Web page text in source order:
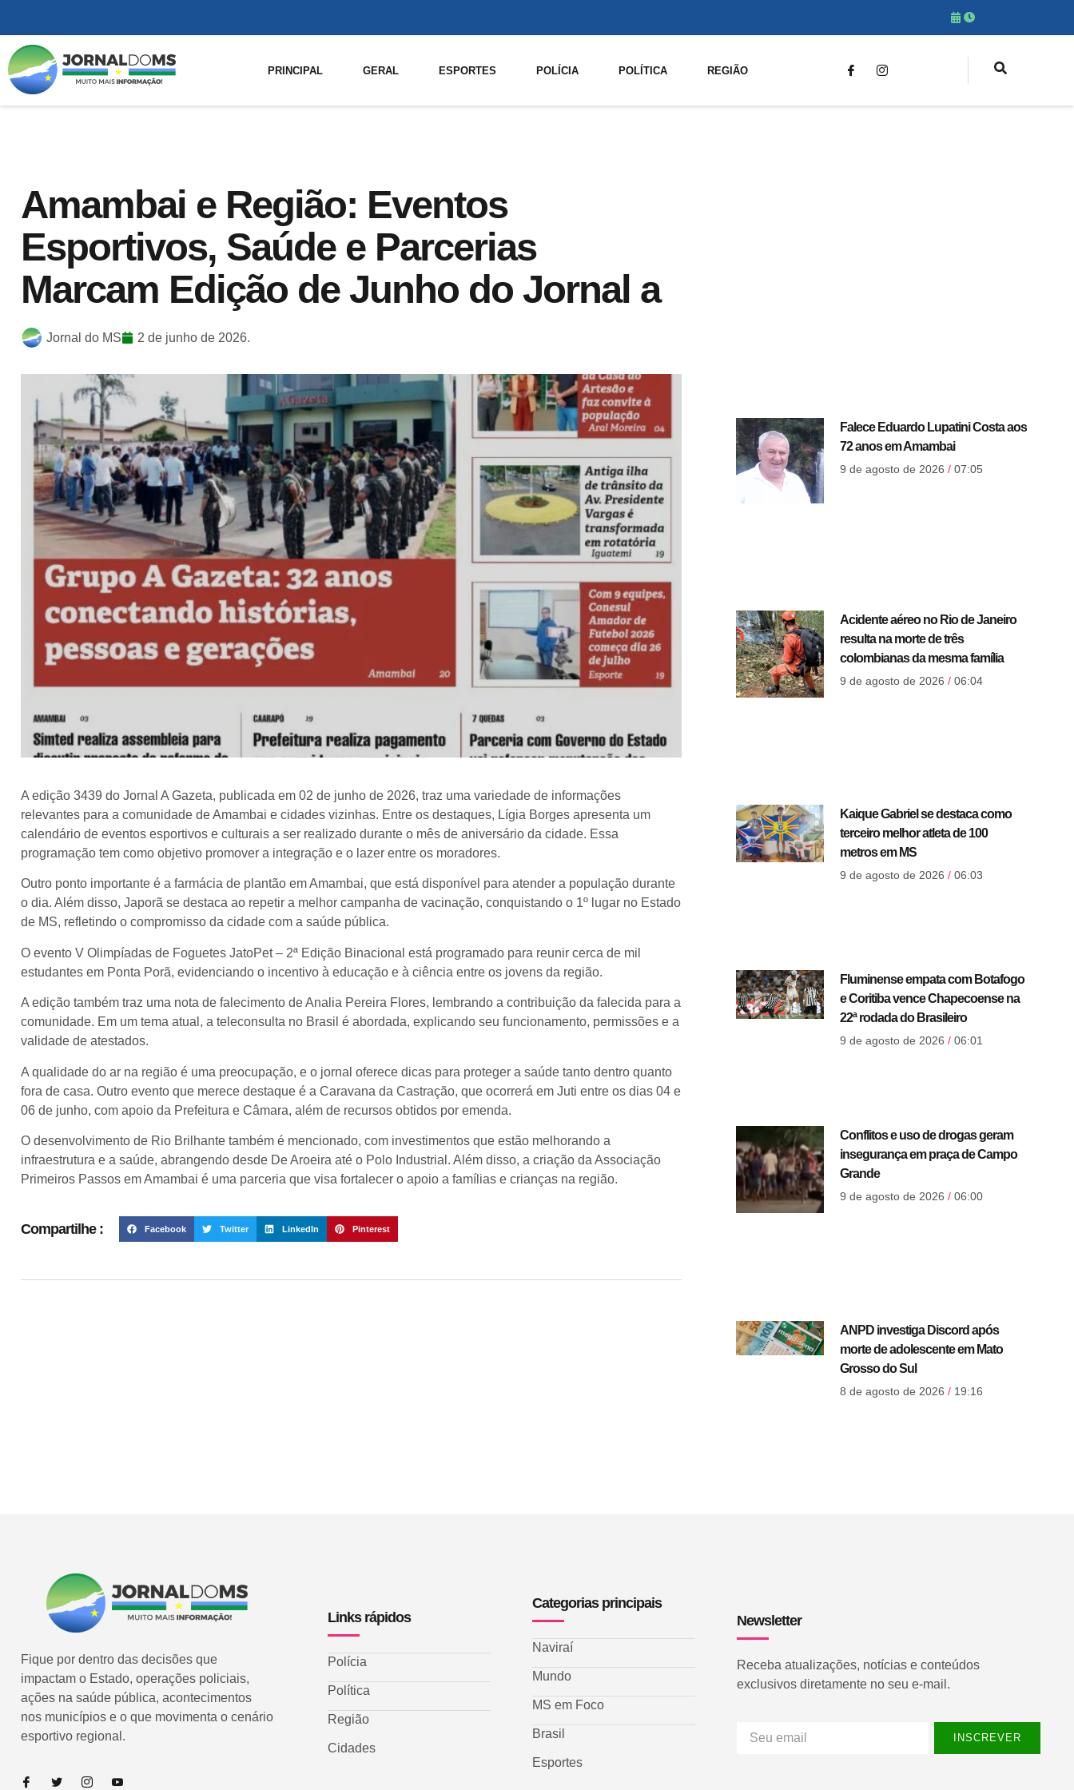
PRINCIPAL GERAL ESPORTES POLÍCIA POLÍTICA REGIÃO
Amambai e Região: Eventos
Esportivos, Saúde e Parcerias
Marcam Edição de Junho do Jornal a
Jornal do MS 2 de junho de 2026.
A edição 3439 do Jornal A Gazeta, publicada em 02 de junho de 2026, traz uma variedade de informações
relevantes para a comunidade de Amambai e cidades vizinhas. Entre os destaques, Lígia Borges apresenta um
calendário de eventos esportivos e culturais a ser realizado durante o mês de aniversário da cidade. Essa
programação tem como objetivo promover a integração e o lazer entre os moradores.
Outro ponto importante é a farmácia de plantão em Amambai, que está disponível para atender a população durante
o dia. Além disso, Japorã se destaca ao repetir a melhor campanha de vacinação, conquistando o 1º lugar no Estado
de MS, refletindo o compromisso da cidade com a saúde pública.
O evento V Olimpíadas de Foguetes JatoPet – 2ª Edição Binacional está programado para reunir cerca de mil
estudantes em Ponta Porã, evidenciando o incentivo à educação e à ciência entre os jovens da região.
A edição também traz uma nota de falecimento de Analia Pereira Flores, lembrando a contribuição da falecida para a
comunidade. Em um tema atual, a teleconsulta no Brasil é abordada, explicando seu funcionamento, permissões e a
validade de atestados.
A qualidade do ar na região é uma preocupação, e o jornal oferece dicas para proteger a saúde tanto dentro quanto
fora de casa. Outro evento que merece destaque é a Caravana da Castração, que ocorrerá em Juti entre os dias 04 e
06 de junho, com apoio da Prefeitura e Câmara, além de recursos obtidos por emenda.
O desenvolvimento de Rio Brilhante também é mencionado, com investimentos que estão melhorando a
infraestrutura e a saúde, abrangendo desde De Aroeira até o Polo Industrial. Além disso, a criação da Associação
Primeiros Passos em Amambai é uma parceria que visa fortalecer o apoio a famílias e crianças na região.
Compartilhe : Facebook Twitter LinkedIn Pinterest
Falece Eduardo Lupatini Costa aos
72 anos em Amambai
9 de agosto de 2026 07:05
Acidente aéreo no Rio de Janeiro
resulta na morte de três
colombianas da mesma família
9 de agosto de 2026 06:04
Kaique Gabriel se destaca como
terceiro melhor atleta de 100
metros em MS
9 de agosto de 2026 06:03
Fluminense empata com Botafogo
e Coritiba vence Chapecoense na
22ª rodada do Brasileiro
9 de agosto de 2026 06:01
Conflitos e uso de drogas geram
insegurança em praça de Campo
Grande
9 de agosto de 2026 06:00
ANPD investiga Discord após
morte de adolescente em Mato
Grosso do Sul
8 de agosto de 2026 19:16
Fique por dentro das decisões que
impactam o Estado, operações policiais,
ações na saúde pública, acontecimentos
nos municípios e o que movimenta o cenário
esportivo regional.
Links rápidos
Polícia
Política
Região
Cidades
Categorias principais
Naviraí
Mundo
MS em Foco
Brasil
Esportes
Newsletter
Receba atualizações, notícias e conteúdos
exclusivos diretamente no seu e-mail.
INSCREVER